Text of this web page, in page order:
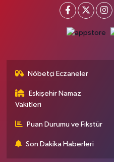
Nöbetçi Eczaneler
Eskişehir Namaz
Vakitleri
Puan Durumu ve Fikstür
Son Dakika Haberleri